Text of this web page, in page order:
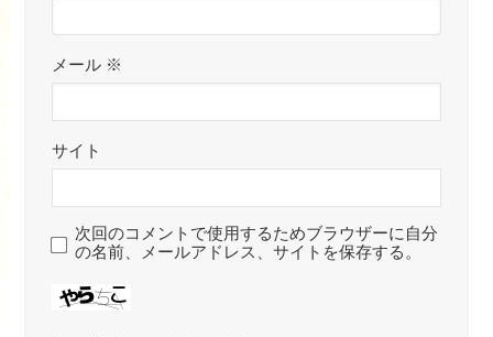
メール ※
サイト
次回のコメントで使用するためブラウザーに自分
の名前、メールアドレス、サイトを保存する。